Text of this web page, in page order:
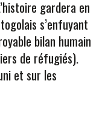
gardera en
s’enfuyant
bilan humain
de réfugiés).
et sur les